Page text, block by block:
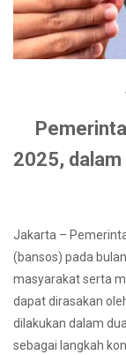
2025, dalam
Jakarta –
(bansos) pada
masyarakat serta
dapat dirasakan
dilakukan dalam
sebagai langkah